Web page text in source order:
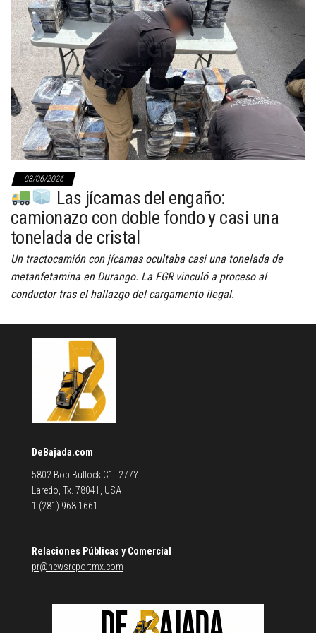
03/06/2026
Las jícamas del engaño:
camionazo con doble fondo y casi una
tonelada de cristal
Un tractocamión con jícamas ocultaba casi una tonelada de
metanfetamina en Durango. La FGR vinculó a proceso al
conductor tras el hallazgo del cargamento ilegal.
DeBajada.com
5802 Bob Bullock C1- 277Y
Laredo, Tx. 78041, USA
1 (281) 968 1661
Relaciones Públicas y Comercial
pr@newsreportmx.com